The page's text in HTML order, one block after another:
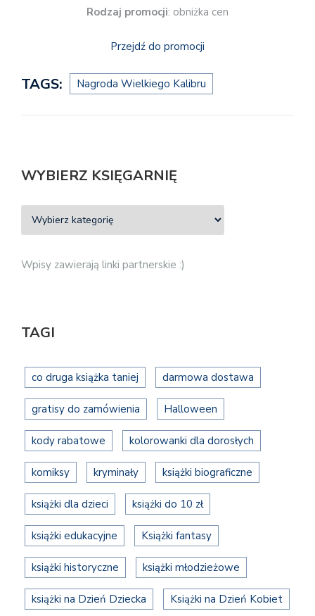
Rodzaj promocji: obniżka cen
Przejdź do promocji
TAGS: Nagroda Wielkiego Kalibru
WYBIERZ KSIĘGARNIĘ
Wpisy zawierają linki partnerskie :)
TAGI
co druga książka taniej darmowa dostawa
gratisy do zamówienia Halloween
kody rabatowe kolorowanki dla dorosłych
komiksy kryminały książki biograficzne
książki dla dzieci książki do 10 zł
książki edukacyjne Książki fantasy
książki historyczne książki młodzieżowe
książki na Dzień Dziecka Książki na Dzień Kobiet